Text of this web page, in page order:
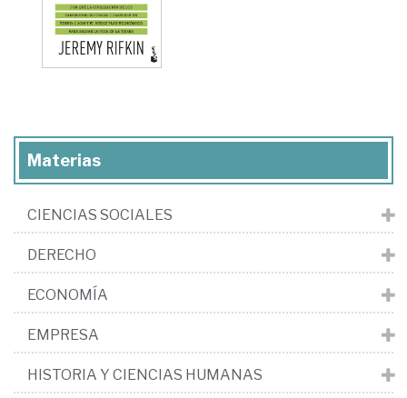
Materias
CIENCIAS SOCIALES
DERECHO
ECONOMÍA
EMPRESA
HISTORIA Y CIENCIAS HUMANAS